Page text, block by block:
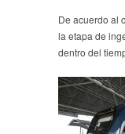
De acuerdo al
la etapa de
dentro del